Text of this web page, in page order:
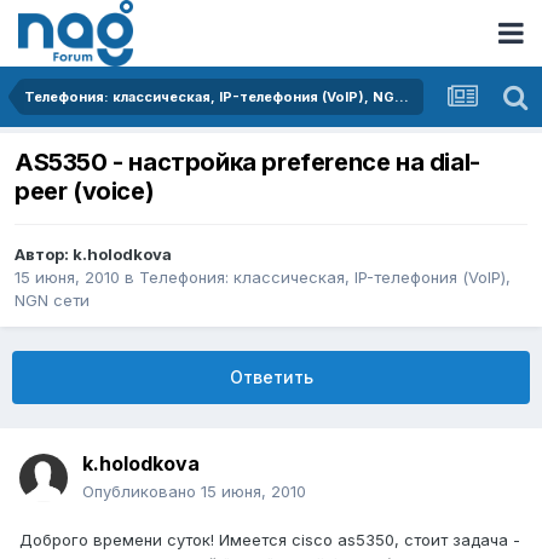
Телефония: классическая, IP-телефония (VoIP), NGN сети
AS5350 - настройка preference на dial-
peer (voice)
Автор: k.holodkova
15 июня, 2010 в Телефония: классическая, IP-телефония (VoIP),
NGN сети
Ответить
k.holodkova
Опубликовано 15 июня, 2010
Доброго времени суток! Имеется cisco as5350, cтоит задача -